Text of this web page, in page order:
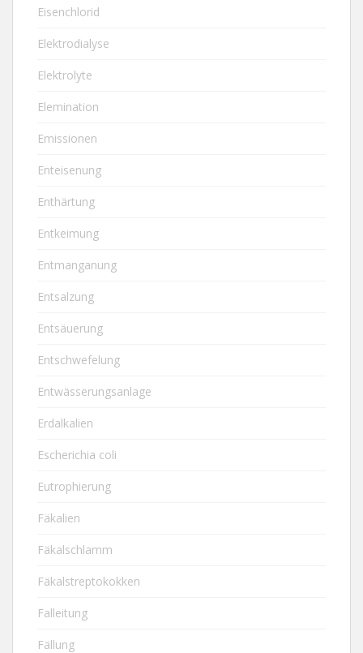
Eisenchlorid
Elektrodialyse
Elektrolyte
Elemination
Emissionen
Enteisenung
Enthärtung
Entkeimung
Entmanganung
Entsalzung
Entsäuerung
Entschwefelung
Entwässerungsanlage
Erdalkalien
Escherichia coli
Eutrophierung
Fäkalien
Fäkalschlamm
Fäkalstreptokokken
Falleitung
Fällung